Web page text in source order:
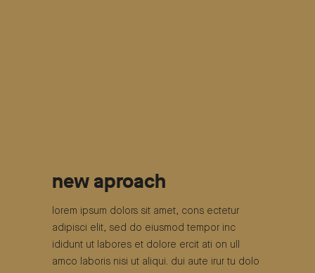
new aproach
lorem ipsum dolors sit amet, cons ectetur
adipisci elit, sed do eiusmod tempor inc
ididunt ut labores et dolore ercit ati on ull
amco laboris nisi ut aliqui. dui aute irur tu dolo